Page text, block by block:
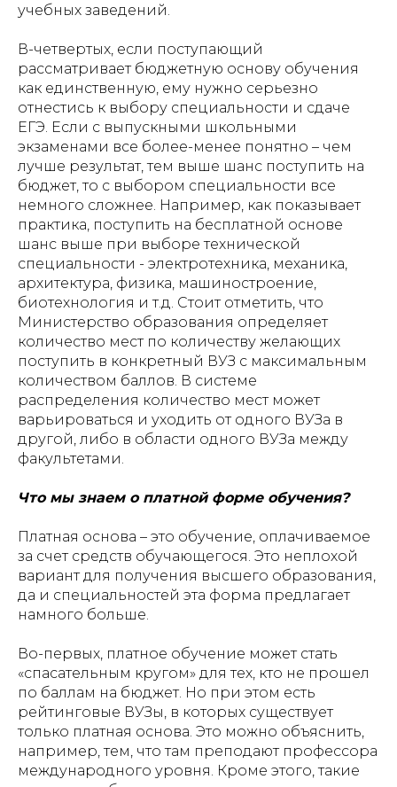
учебных заведений.
В-четвертых, если поступающий
рассматривает бюджетную основу обучения
как единственную, ему нужно серьезно
отнестись к выбору специальности и сдаче
ЕГЭ. Если с выпускными школьными
экзаменами все более-менее понятно – чем
лучше результат, тем выше шанс поступить на
бюджет, то с выбором специальности все
немного сложнее. Например, как показывает
практика, поступить на бесплатной основе
шанс выше при выборе технической
специальности - электротехника, механика,
архитектура, физика, машиностроение,
биотехнология и т.д. Стоит отметить, что
Министерство образования определяет
количество мест по количеству желающих
поступить в конкретный ВУЗ с максимальным
количеством баллов. В системе
распределения количество мест может
варьироваться и уходить от одного ВУЗа в
другой, либо в области одного ВУЗа между
факультетами.
Что мы знаем о платной форме обучения?
Платная основа – это обучение, оплачиваемое
за счет средств обучающегося. Это неплохой
вариант для получения высшего образования,
да и специальностей эта форма предлагает
намного больше.
Во-первых, платное обучение может стать
«спасательным кругом» для тех, кто не прошел
по баллам на бюджет. Но при этом есть
рейтинговые ВУЗы, в которых существует
только платная основа. Это можно объяснить,
например, тем, что там преподают профессора
международного уровня. Кроме этого, такие